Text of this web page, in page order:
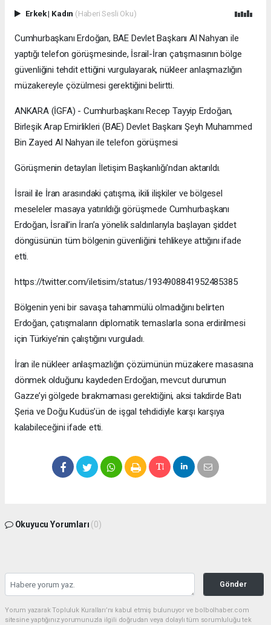
Erkek| Kadın (Haberi Sesli Oku)
Cumhurbaşkanı Erdoğan, BAE Devlet Başkanı Al Nahyan ile
yaptığı telefon görüşmesinde, İsrail-İran çatışmasının bölge
güvenliğini tehdit ettiğini vurgulayarak, nükleer anlaşmazlığın
müzakereyle çözülmesi gerektiğini belirtti.
ANKARA (İGFA) - Cumhurbaşkanı Recep Tayyip Erdoğan,
Birleşik Arap Emirlikleri (BAE) Devlet Başkanı Şeyh Muhammed
Bin Zayed Al Nahyan ile telefon görüşmesi
Görüşmenin detayları İletişim Başkanlığı'ndan aktarıldı.
İsrail ile İran arasındaki çatışma, ikili ilişkiler ve bölgesel
meseleler masaya yatırıldığı görüşmede Cumhurbaşkanı
Erdoğan, İsrail’in İran’a yönelik saldırılarıyla başlayan şiddet
döngüsünün tüm bölgenin güvenliğini tehlikeye attığını ifade
etti.
https://twitter.com/iletisim/status/1934908841952485385
Bölgenin yeni bir savaşa tahammülü olmadığını belirten
Erdoğan, çatışmaların diplomatik temaslarla sona erdirilmesi
için Türkiye’nin çalıştığını vurguladı.
İran ile nükleer anlaşmazlığın çözümünün müzakere masasına
dönmek olduğunu kaydeden Erdoğan, mevcut durumun
Gazze’yi gölgede bırakmaması gerektiğini, aksi takdirde Batı
Şeria ve Doğu Kudüs’ün de işgal tehdidiyle karşı karşıya
kalabileceğini ifade etti.
Okuyucu Yorumları (0)
Gönder
Yorum yazarak Topluluk Kuralları’nı kabul etmiş bulunuyor ve bolbolhaber.com
sitesine yaptığınız yorumunuzla ilgili doğrudan veya dolaylı tüm sorumluluğu tek